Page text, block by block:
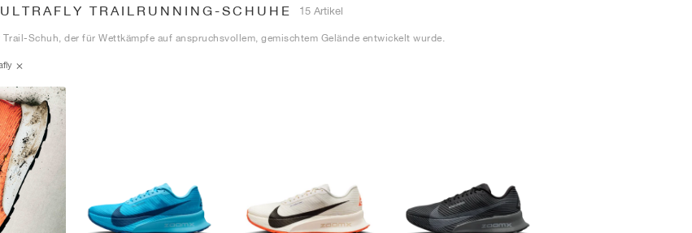
TRAILRUNNING-SCHUHE 15 Artikel
Trail-Schuh, der für Wettkämpfe auf anspruchsvollem, gemischtem Gelände entwickelt wurde.